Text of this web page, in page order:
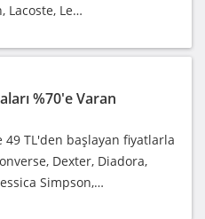
Lacoste, Le…
%70'e Varan
49 TL'den başlayan fiyatlarla
Dexter, Diadora,
Simpson,…